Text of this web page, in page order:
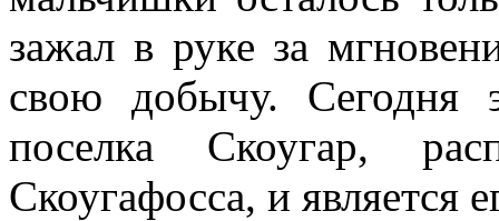
зажал в руке за
свою добычу. Сегодня
поселка Скоугар,
Скоугафосса, и является